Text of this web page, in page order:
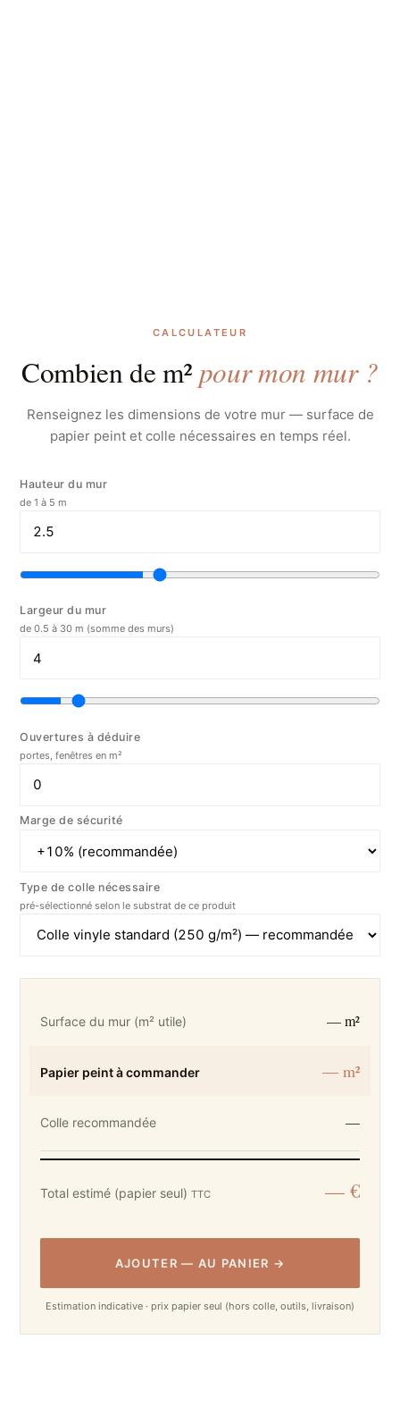
CALCULATEUR
Combien de m²pour mon mur ?
Renseignez les dimensions de votre mur — surface de
papier peint et colle nécessaires en temps réel.
Hauteur du mur
de 1 à 5 m
Largeur du mur
de 0.5 à 30 m (somme des murs)
Ouvertures à déduire
portes, fenêtres en m²
Marge de sécurité
Type de colle nécessaire
pré-sélectionné selon le substrat de ce produit
Surface du mur (m² utile) — m²
Papier peint à commander — m²
Colle recommandée —
Total estimé (papier seul)TTC — €
AJOUTER— AU PANIER →
Estimation indicative · prix papier seul (hors colle, outils, livraison)